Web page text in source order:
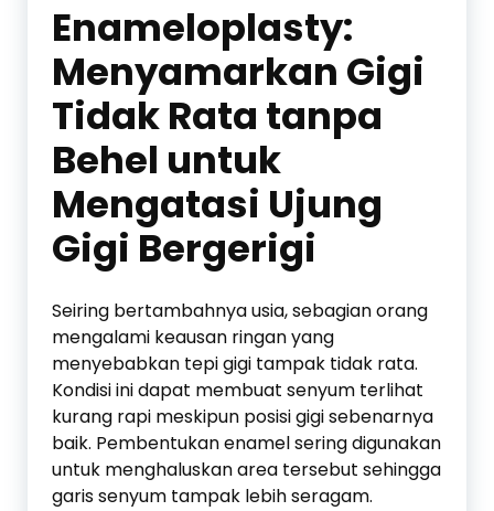
Enameloplasty:
Menyamarkan Gigi
Tidak Rata tanpa
Behel untuk
Mengatasi Ujung
Gigi Bergerigi
Seiring bertambahnya usia, sebagian orang
mengalami keausan ringan yang
menyebabkan tepi gigi tampak tidak rata.
Kondisi ini dapat membuat senyum terlihat
kurang rapi meskipun posisi gigi sebenarnya
baik. Pembentukan enamel sering digunakan
untuk menghaluskan area tersebut sehingga
garis senyum tampak lebih seragam.